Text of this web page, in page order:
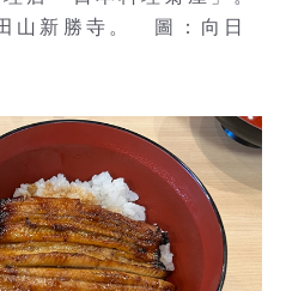
山新勝寺。 圖：向日